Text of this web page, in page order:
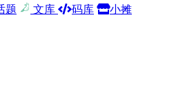
题 文库 码库
小摊